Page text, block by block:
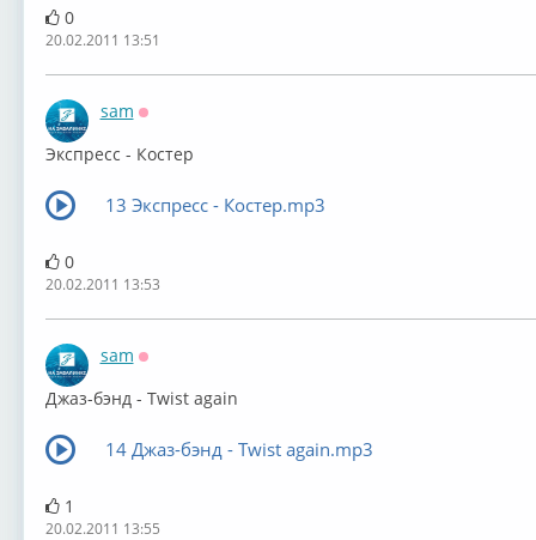
0
20.02.2011 13:51
sam
Экспресс - Костер
13 Экспресс - Костер.mp3
0
20.02.2011 13:53
sam
Джаз-бэнд - Twist again
14 Джаз-бэнд - Twist again.mp3
1
20.02.2011 13:55